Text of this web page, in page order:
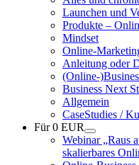
Launchen und
Produkte –
Mindset
Online-
Anleitung oder
(Online-
Business Next
Allgemein
CaseStudies /
Für 0 EUR
Webinar „Raus
skalierbares